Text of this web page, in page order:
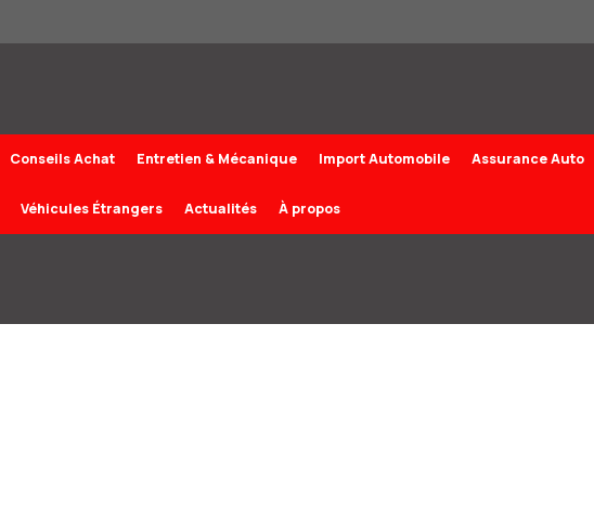
Conseils Achat Entretien & Mécanique Import Automobile Assurance Auto
Véhicules Étrangers Actualités À propos